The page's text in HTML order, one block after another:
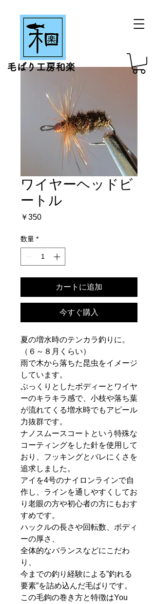
毛ばり工房和楽
ワイヤーヘッドビ
ートル
￥350価
数量 *
カートに追加
今すぐ購入
夏の増水時のテンカラ釣りに。
（６～８月くらい）
雨で木から落ちた昆虫をイメージ
しています。
ぷっくりとしたボディーとワイヤ
ーのキラキラ感で、小枝や落ち葉
が流れてくる増水時でもアピール
力抜群です。
ナノスムースコートという特殊な
コーティングをした針を使用して
おり、フッキングとバレにくさを
追求しました。
アイを4号のナイロンラインで自
作し、ラインを通しやすくしてお
り老眼の方や初心者の方にもおす
すめです。
ハックルの長さや回転数、ボディ
ーの厚さ、
全体的なバランスなどにこだわ
り、
今までの釣り経験による”釣れる
要素”を詰め込んだ毛ばりです。
この毛鉤の巻き方と特徴はYou